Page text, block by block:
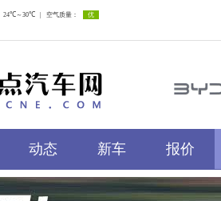
动态 新车 报价